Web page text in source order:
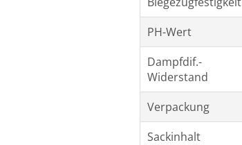
PH-Wert
Dampfdif.-
Widerstand
Verpackung
Sackinhalt